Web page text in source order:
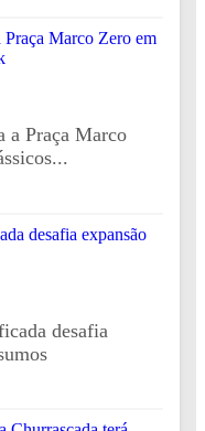
a Praça Marco
desafia